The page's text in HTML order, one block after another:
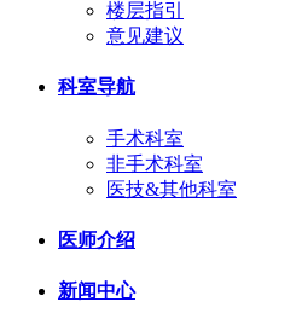
楼层指引
意见建议
科室导航
手术科室
非手术科室
医技&其他科室
医师介绍
新闻中心